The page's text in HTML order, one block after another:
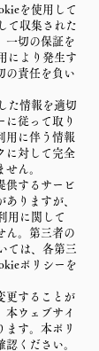
を使用して
て収集された
一切の保証を
により発生す
の責任を負い
た情報を適切
に従って取り
用に伴う情報
に対して完全
ん。
供するサービ
りますが、
用に関して
ん。第三者の
ては、各第三
ポリシーを
更することが
本ウェブサイ
ます。本ポリ
ください。